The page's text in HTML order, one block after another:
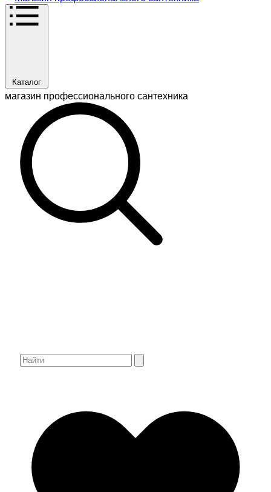
Каталог
магазин профессионального сантехника